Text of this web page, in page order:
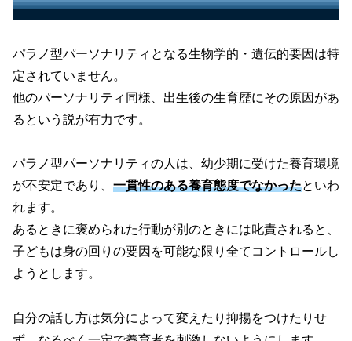
パラノ型パーソナリティとなる生物学的・遺伝的要因は特
定されていません。
他のパーソナリティ同様、出生後の生育歴にその原因があ
るという説が有力です。
パラノ型パーソナリティの人は、幼少期に受けた養育環境
が不安定であり、 一貫性のある養育態度でなかったといわ
れます。
あるときに褒められた行動が別のときには叱責されると、
子どもは身の回りの要因を可能な限り全てコントロールし
ようとします。
自分の話し方は気分によって変えたり抑揚をつけたりせ